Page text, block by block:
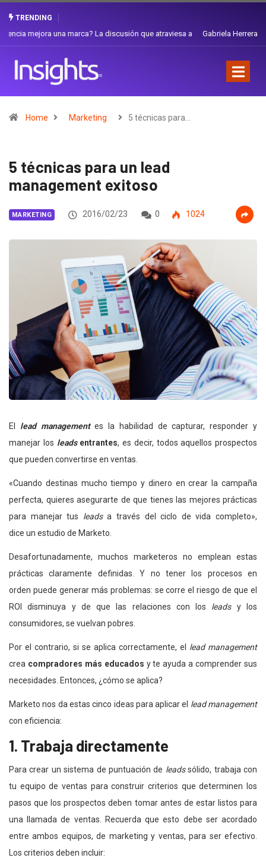
TRENDING
Gabriela Herrera y el arte de cambiarse el sombrero en Corporación
Home Marketing 5 técnicas para…
5 técnicas para un lead
management exitoso
MARKETING 2016/02/23 0 1024
El lead management es la habilidad de capturar, responder y
manejar los leads entrantes, es decir, todos aquellos prospectos
que pueden convertirse en ventas.
«Cuando destinas mucho tiempo y dinero en crear la campaña
perfecta, quieres asegurarte de que tienes las mejores prácticas
para manejar tus leadsa través del ciclo de vida completo»,
dice un estudio de Marketo.
Desafortunadamente, muchos marketeros no emplean estas
prácticas claramente definidas. Y no tener los procesos en
orden puede generar más problemas: se corre el riesgo de que el
ROI disminuya y de que las relaciones con los leadsy los
consumidores, se vuelvan pobres.
Por el contrario, si se aplica correctamente, el lead management
crea compradores más educados y te ayuda a comprender sus
necesidades. Entonces, ¿cómo se aplica?
Marketo nos da estas cinco ideas para aplicar el lead management
con eficiencia:
1. Trabaja directamente
Para crear un sistema de puntuación de leadssólido, trabaja con
tu equipo de ventas para construir criterios que determinen los
pasos que los prospectos deben tomar antes de estar listos para
una llamada de ventas. Recuerda que esto debe ser acordado
entre ambos equipos, de marketing y ventas, para ser efectivo.
Los criterios deben incluir: